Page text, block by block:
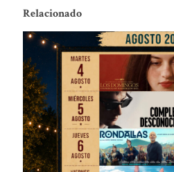
Relacionado